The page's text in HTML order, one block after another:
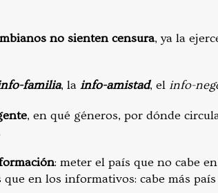
no sienten censura, ya la
familia, la info-amistad, el info-
, en qué géneros, por dónde
: meter el país que no cabe
en los informativos: cabe más